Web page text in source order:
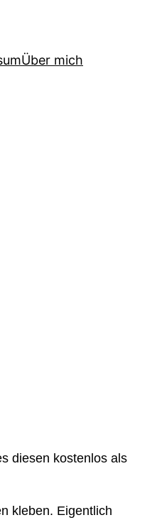
Über mich
diesen kostenlos als
kleben. Eigentlich